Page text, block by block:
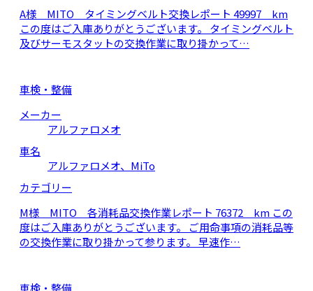
A様 MITO タイミングベルト交換レポート 49997 km
この度はご入庫ありがとうございます。 タイミングベルト
及びサーモスタットの交換作業に取り掛かって…
車検・整備
メーカー
アルファロメオ
車名
アルファロメオ、MiTo
カテゴリー
M様 MITO 各消耗品交換作業レポート 76372 km この
度はご入庫ありがとうございます。 ご用命事項の消耗品等
の交換作業に取り掛かって参ります。 早速作…
車検・整備